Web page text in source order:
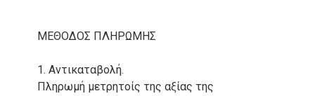
ΜΕΘΟΔΟΣ ΠΛΗΡΩΜΗΣ
1. Αντικαταβολή.
Πληρωμή μετρητοίς της αξίας της